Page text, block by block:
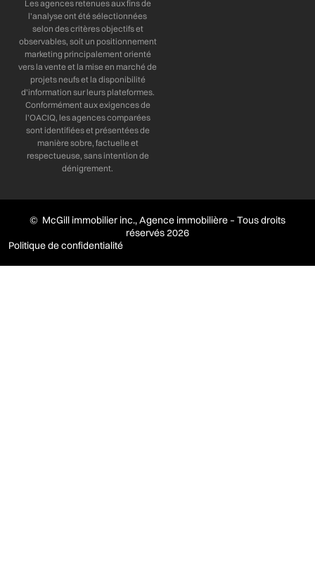
Les agences retenues aux fins de
l’analyse ont été sélectionnées
selon des critères objectifs et
observables, soit un positionnement
marketing principalement orienté
vers la vente et la mise en marché de
projets neufs et la disponibilité
d’information sur leurs plateformes.
Conformément aux exigences de
l’OACIQ, les agences comparées
sont identifiées et présentées de
manière sobre, factuelle et
respectueuse, sans intention de
dénigrement.
© McGill immobilier inc., Agence immobilière – Tous droits
réservés 2026
Politique de confidentialité